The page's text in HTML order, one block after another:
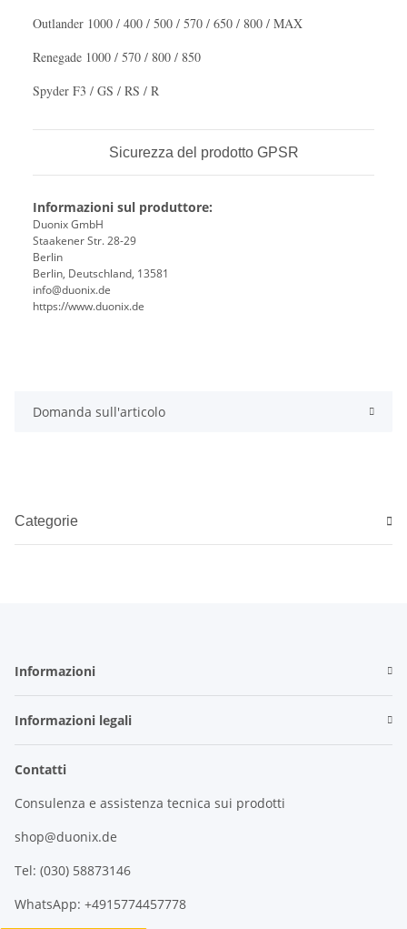
Outlander 1000 / 400 / 500 / 570 / 650 / 800 / MAX
Renegade 1000 / 570 / 800 / 850
Spyder F3 / GS / RS / R
Sicurezza del prodotto GPSR
Informazioni sul produttore:
Duonix GmbH
Staakener Str. 28-29
Berlin
Berlin, Deutschland, 13581
info@duonix.de
https://www.duonix.de
Domanda sull'articolo
Categorie
Informazioni
Informazioni legali
Contatti
Consulenza e assistenza tecnica sui prodotti
shop@duonix.de
Tel: (030) 58873146
WhatsApp: +4915774457778